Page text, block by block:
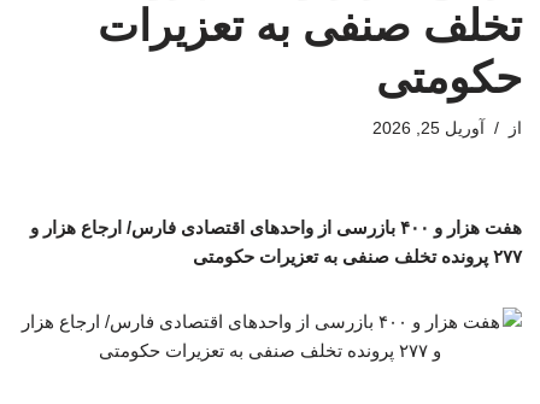
تخلف صنفی به تعزیرات
حکومتی
از آوریل 25, 2026
هفت هزار و ۴۰۰ بازرسی از واحدهای اقتصادی فارس/ ارجاع هزار و
۲۷۷ پرونده تخلف صنفی به تعزیرات حکومتی